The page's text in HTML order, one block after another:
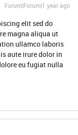
Forum|Forum|1 year ago
elit sed do
magna aliqua ut
ullamco laboris
aute irure dolor in
eu fugiat nulla